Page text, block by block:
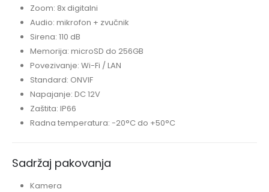
Zoom: 8x digitalni
Audio: mikrofon + zvučnik
Sirena: 110 dB
Memorija: microSD do 256GB
Povezivanje: Wi-Fi / LAN
Standard: ONVIF
Napajanje: DC 12V
Zaštita: IP66
Radna temperatura: -20°C do +50°C
Sadržaj pakovanja
Kamera